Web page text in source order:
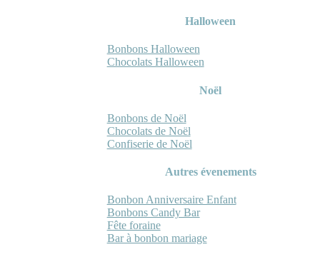
Halloween
Bonbons Halloween
Chocolats Halloween
Noël
Bonbons de Noël
Chocolats de Noël
Confiserie de Noël
Autres évenements
Bonbon Anniversaire Enfant
Bonbons Candy Bar
Fête foraine
Bar à bonbon mariage